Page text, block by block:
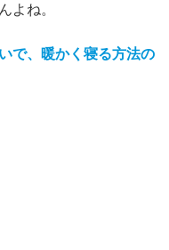
よね。
で、暖かく寝る方法の